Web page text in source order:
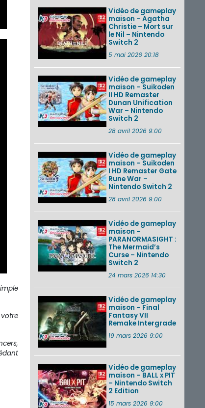
Vidéo de gameplay
maison – Agatha
Christie – Mort sur
le Nil – Nintendo
Switch 2
5 mai 2026 20:18
Vidéo de gameplay
maison – Suikoden
II HD Remaster
Dunan Unification
War – Nintendo
Switch 2
28 avril 2026 9:00
Vidéo de gameplay
maison – Suikoden
I HD Remaster Gate
Rune War –
Nintendo Switch 2
28 avril 2026 9:00
Vidéo de gameplay
maison –
PARANORMASIGHT :
The Mermaid’s
Curse – Nintendo
Switch 2
24 mars 2026 14:30
Vidéo de gameplay
maison – Final
Fantasy VII
Remake Intergrade
19 mars 2026 9:00
Vidéo de gameplay
maison – BALL x PIT
– Nintendo Switch
2 Edition
15 mars 2026 9:00